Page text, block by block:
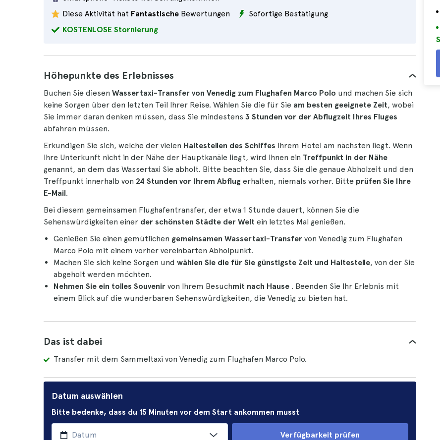
Diese Aktivität hat Fantastische Bewertungen
Sofortige Bestätigung
KOSTENLOSE Stornierung
Höhepunkte des Erlebnisses
Buchen Sie diesen Wassertaxi-Transfer von Venedig zum Flughafen Marco Polo und machen Sie sich
keine Sorgen über den letzten Teil Ihrer Reise. Wählen Sie die für Sie am besten geeignete Zeit, wobei
Sie immer daran denken müssen, dass Sie mindestens 3 Stunden vor der Abflugzeit Ihres Fluges
abfahren müssen.
Erkundigen Sie sich, welche der vielen Haltestellen des Schiffes Ihrem Hotel am nächsten liegt. Wenn
Ihre Unterkunft nicht in der Nähe der Hauptkanäle liegt, wird Ihnen ein Treffpunkt in der Nähe
genannt, an dem das Wassertaxi Sie abholt. Bitte beachten Sie, dass Sie die genaue Abholzeit und den
Treffpunkt innerhalb von 24 Stunden vor Ihrem Abflug erhalten, niemals vorher. Bitte prüfen Sie Ihre
E-Mail.
Bei diesem gemeinsamen Flughafentransfer, der etwa 1 Stunde dauert, können Sie die
Sehenswürdigkeiten einer der schönsten Städte der Welt ein letztes Mal genießen.
Genießen Sie einen gemütlichen gemeinsamen Wassertaxi-Transfer von Venedig zum Flughafen
Marco Polo mit einem vorher vereinbarten Abholpunkt.
Machen Sie sich keine Sorgen und wählen Sie die für Sie günstigste Zeit und Haltestelle, von der Sie
abgeholt werden möchten.
Nehmen Sie ein tolles Souvenir von Ihrem Besuchmit nach Hause . Beenden Sie Ihr Erlebnis mit
einem Blick auf die wunderbaren Sehenswürdigkeiten, die Venedig zu bieten hat.
Das ist dabei
Transfer mit dem Sammeltaxi von Venedig zum Flughafen Marco Polo.
Datum auswählen
Bitte bedenke, dass du 15 Minuten vor dem Start ankommen musst
Verfügbarkeit prüfen